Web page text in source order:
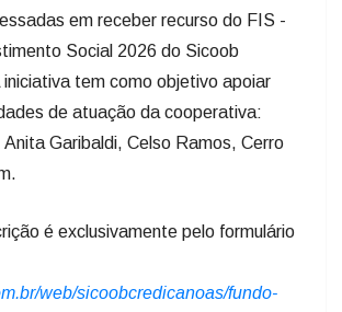
em receber recurso do FIS -
Social 2026 do Sicoob
iniciativa tem como objetivo apoiar
de atuação da cooperativa:
Garibaldi, Celso Ramos, Cerro
é exclusivamente pelo formulário
web/sicoobcredicanoas/fundo-